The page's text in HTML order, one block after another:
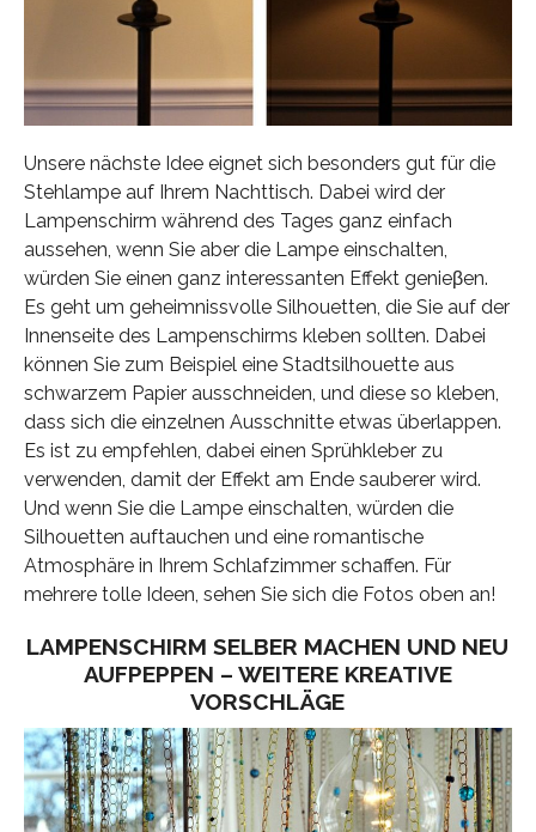
Unsere nächste Idee eignet sich besonders gut für die
Stehlampe auf Ihrem Nachttisch. Dabei wird der
Lampenschirm während des Tages ganz einfach
aussehen, wenn Sie aber die Lampe einschalten,
würden Sie einen ganz interessanten Effekt genieβen.
Es geht um geheimnissvolle Silhouetten, die Sie auf der
Innenseite des Lampenschirms kleben sollten. Dabei
können Sie zum Beispiel eine Stadtsilhouette aus
schwarzem Papier ausschneiden, und diese so kleben,
dass sich die einzelnen Ausschnitte etwas überlappen.
Es ist zu empfehlen, dabei einen Sprühkleber zu
verwenden, damit der Effekt am Ende sauberer wird.
Und wenn Sie die Lampe einschalten, würden die
Silhouetten auftauchen und eine romantische
Atmosphäre in Ihrem Schlafzimmer schaffen. Für
mehrere tolle Ideen, sehen Sie sich die Fotos oben an!
LAMPENSCHIRM SELBER MACHEN UND NEU
AUFPEPPEN – WEITERE KREATIVE
VORSCHLÄGE